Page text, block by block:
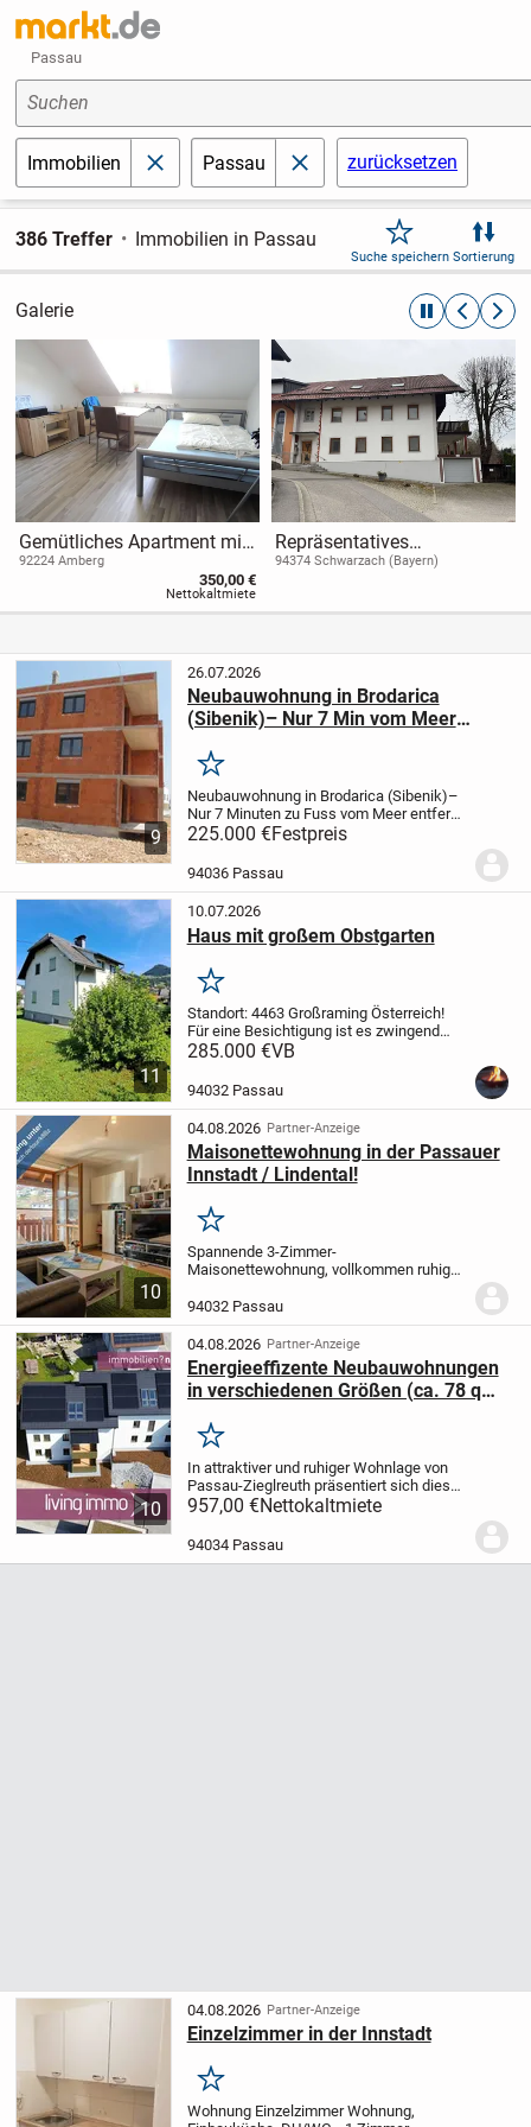
Passau
Suchen
Immobilien schließenPassau schließenzurücksetzen
386 Treffer Immobilien in Passau
Suche speichern Sortierung
Galerie automatische
Gemütliches Apartment mit
EBK für 1 Person
92224 Amberg
350,00 €
Nettokaltmiete
Repräsentatives
Mehrfamilienhaus mit
Nutzungsmöglichkeiten
94374 Schwarzach (Bayern)
9
26.07.2026
Neubauwohnung in Brodarica
(Sibenik)– Nur 7 Min vom Meer
Merken
Neubauwohnung in Brodarica (Sibenik)–
Nur 7 Minuten zu Fuss vom Meer entfernt
Im beliebten Küstenort Brodarica, nur 5
km südlich von Šibenik, steht eine
moderneNeubauwohnung zum Verkauf.
225.000 €Festpreis
94036 Passau
11
10.07.2026
Haus mit großem Obstgarten
Merken
Standort: 4463 Großraming Österreich!
Für eine Besichtigung ist es zwingend
notwendig sich mit Namen und Adresse
Ich werde auch Vorort sein um diverse
Fragen...
285.000 €VB
94032 Passau
10
04.08.2026 Partner-Anzeige
Maisonettewohnung in der Passauer
Innstadt / Lindental!
Merken
Spannende 3-Zimmer-
Maisonettewohnung, vollkommen ruhig
Aussicht ins Grüne, TG-Stellplatz, nur 10
Gehminuten von der Passauer City
entfernt!Zentral gelegene...
94032 Passau
10
04.08.2026 Partner-Anzeige
Energieeffizente Neubauwohnungen
in verschiedenen Größen (ca. 78 qm-
Merken
In attraktiver und ruhiger Wohnlage von
Passau-Zieglreuth präsentiert sich dieses
moderne Neubau-Mehrfamilienhaus mit
Wohneinheiten. Das exklusive
957,00 €Nettokaltmiete
94034 Passau
04.08.2026 Partner-Anzeige
Einzelzimmer in der Innstadt
Merken
Wohnung Einzelzimmer Wohnung,